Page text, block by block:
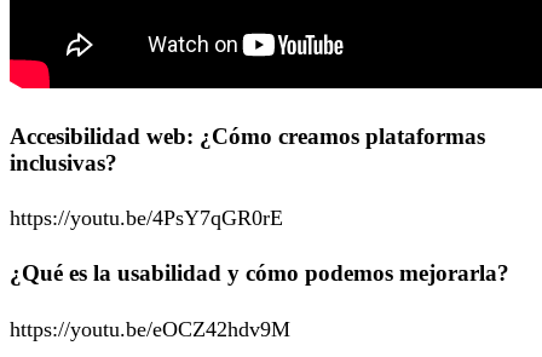
Accesibilidad web: ¿Cómo creamos plataformas
inclusivas?
https://youtu.be/4PsY7qGR0rE
¿Qué es la usabilidad y cómo podemos mejorarla?
https://youtu.be/eOCZ42hdv9M